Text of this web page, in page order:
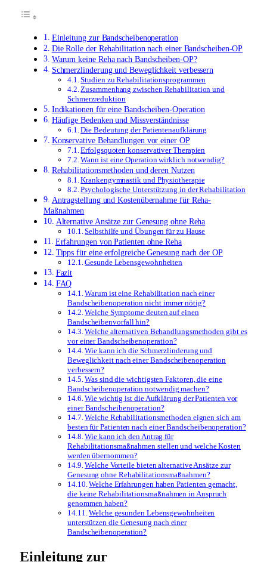
Einleitung zur Bandscheibenoperation
Die Rolle der Rehabilitation nach einer Bandscheiben-OP
Warum keine Reha nach Bandscheiben-OP?
Schmerzlinderung und Beweglichkeit verbessern
Studien zu Rehabilitationsprogrammen
Zusammenhang zwischen Rehabilitation und
Schmerzreduktion
Indikationen für eine Bandscheiben-Operation
Häufige Bedenken und Missverständnisse
Die Bedeutung der Patientenaufklärung
Konservative Behandlungen vor einer OP
Erfolgsquoten konservativer Therapien
Wann ist eine Operation wirklich notwendig?
Rehabilitationsmethoden und deren Nutzen
Krankengymnastik und Physiotherapie
Psychologische Unterstützung in der Rehabilitation
Antragstellung und Kostenübernahme für Reha-
Maßnahmen
Alternative Ansätze zur Genesung ohne Reha
Selbsthilfe und Übungen für zu Hause
Erfahrungen von Patienten ohne Reha
Tipps für eine erfolgreiche Genesung nach der OP
Gesunde Lebensgewohnheiten
Fazit
FAQ
Warum ist eine Rehabilitation nach einer
Bandscheibenoperation nicht immer nötig?
Welche Symptome deuten auf einen
Bandscheibenvorfall hin?
Welche alternativen Behandlungsmethoden gibt es
vor einer Bandscheibenoperation?
Wie kann ich die Schmerzlinderung und
Beweglichkeit nach einer Bandscheibenoperation
verbessern?
Was sind die wichtigsten Faktoren, die eine
Bandscheibenoperation notwendig machen?
Wie wichtig ist die Aufklärung der Patienten vor
einer Bandscheibenoperation?
Welche Rehabilitationsmethoden eignen sich am
besten für Patienten nach einer Bandscheibenoperation?
Wie kann ich den Antrag für
Rehabilitationsmaßnahmen stellen und welche Kosten
werden übernommen?
Welche Vorteile bieten alternative Ansätze zur
Genesung ohne Rehabilitationsmaßnahmen?
Welche Erfahrungen haben Patienten gemacht,
die keine Rehabilitationsmaßnahmen in Anspruch
genommen haben?
Welche gesunden Lebensgewohnheiten
unterstützen die Genesung nach einer
Bandscheibenoperation?
Einleitung zur